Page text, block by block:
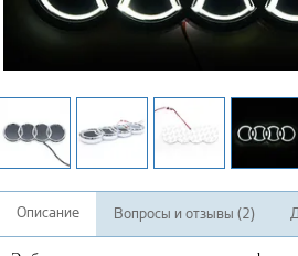
Описание Вопросы и отзывы (2)